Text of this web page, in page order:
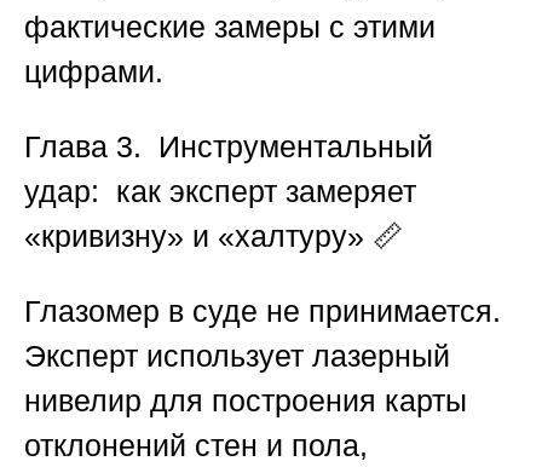
фактические замеры с этими
цифрами.
Глава 3. Инструментальный
удар: как эксперт замеряет
«кривизну» и «халтуру» 📏
Глазомер в суде не принимается.
Эксперт использует лазерный
нивелир для построения карты
отклонений стен и пола,